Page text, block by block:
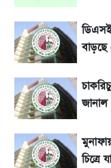
একদিনের
ড. ইউনূস বনাম
কাদের সিদ্দিকী
বাড়ছে
জানাল
চিত্রে